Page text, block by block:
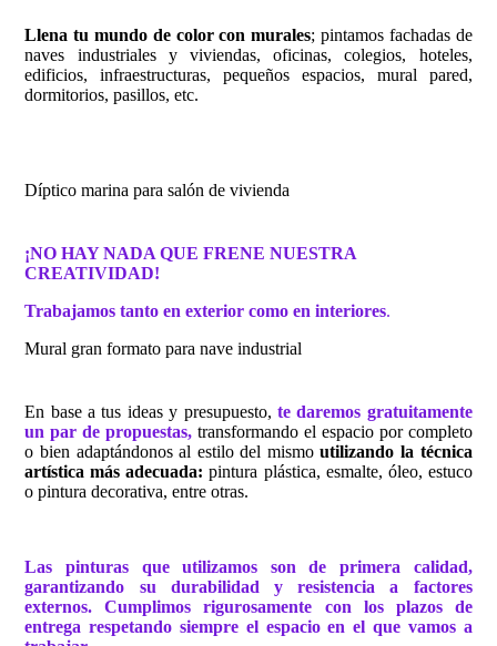
Llena tu mundo de color con murales; pintamos fachadas de
naves industriales y viviendas, oficinas, colegios, hoteles,
edificios, infraestructuras, pequeños espacios, mural pared,
dormitorios, pasillos, etc.
Díptico marina para salón de vivienda
¡NO HAY NADA QUE FRENE NUESTRA
CREATIVIDAD!
Trabajamos tanto en exterior como en interiores.
Mural gran formato para nave industrial
En base a tus ideas y presupuesto, te daremos gratuitamente
un par de propuestas, transformando el espacio por completo
o bien adaptándonos al estilo del mismoutilizando la técnica
artística más adecuada: pintura plástica, esmalte, óleo, estuco
o pintura decorativa, entre otras.
Las pinturas que utilizamos son de primera calidad,
garantizando su durabilidad y resistencia a factores
externos. Cumplimos rigurosamente con los plazos de
entrega respetando siempre el espacio en el que vamos a